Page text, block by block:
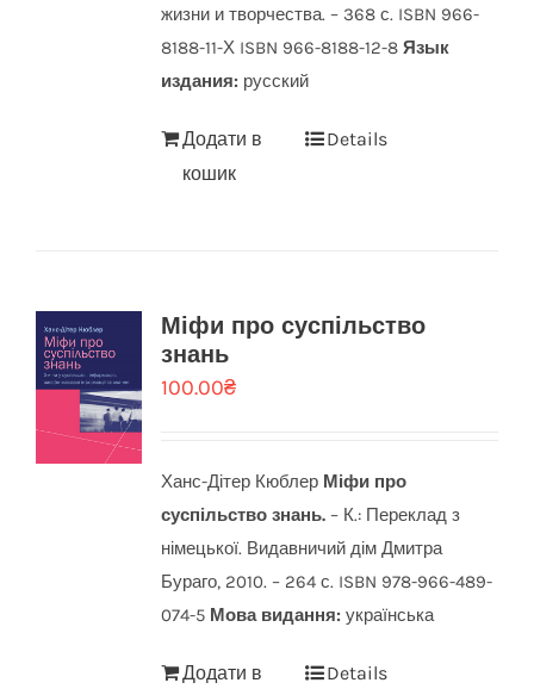
жизни и творчества. – 368 с. ISBN 966-
8188-11-Х ISBN 966-8188-12-8 Язык
издания: русский
Додати в
кошик
Details
Міфи про суспільство
знань
100.00₴
Ханс-Дітер Кюблер Міфи про
суспільство знань.– К.: Переклад з
німецької. Видавничий дім Дмитра
Бураго, 2010. – 264 с. ISBN 978-966-489-
074-5 Мова видання: українська
Додати в
Details